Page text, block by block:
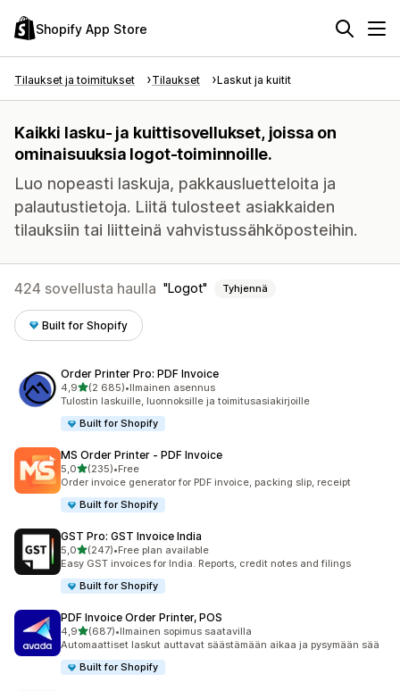
Shopify App Store
Tilaukset ja toimitukset Tilaukset Laskut ja kuitit
Kaikki lasku- ja kuittisovellukset, joissa on
ominaisuuksia logot-toiminnoille.
Luo nopeasti laskuja, pakkausluetteloita ja
palautustietoja. Liitä tulosteet asiakkaiden
tilauksiin tai liitteinä vahvistussähköposteihin.
424 sovellusta haulla Logot Tyhjennä
Built for Shopify
Order Printer Pro: PDF Invoice
4,9/ 5 tähteä
(2 685)
2685 arvostelua yhteensä
•Ilmainen asennus
Tulostin laskuille, luonnoksille ja toimitusasiakirjoille
Built for Shopify
MS Order Printer ‑ PDF Invoice
5,0/ 5 tähteä
(235)
235 arvostelua yhteensä
•Free
Order invoice generator for PDF invoice, packing slip, receipt
Built for Shopify
GST Pro: GST Invoice India
5,0/ 5 tähteä
(247)
247 arvostelua yhteensä
•Free plan available
Easy GST invoices for India. Reports, credit notes and filings
Built for Shopify
PDF Invoice Order Printer, POS
4,9/ 5 tähteä
(687)
687 arvostelua yhteensä
•Ilmainen sopimus saatavilla
Automaattiset laskut auttavat säästämään aikaa ja pysymään sää
Built for Shopify